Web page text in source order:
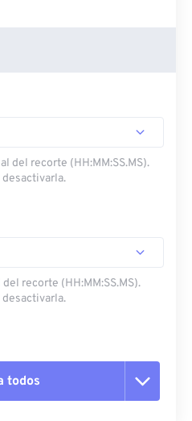
del recorte (HH:MM:SS.MS).
recorte (HH:MM:SS.MS).
todos